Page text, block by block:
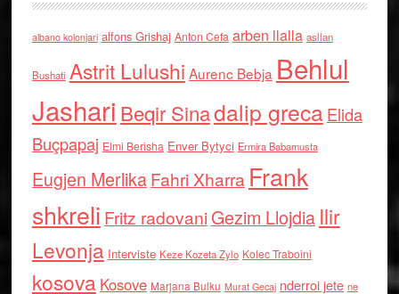
albano kolonjari alfons Grishaj Anton Cefa arben llalla asllan
Bushati Astrit Lulushi Aurenc Bebja Behlul
Jashari Beqir Sinadalip grecaElida
Buçpapaj Elmi Berisha Enver Bytyci Ermira Babamusta
Eugjen MerlikaFahri Xharra Frank
shkreli Fritz radovaniGezim Llojdia Ilir
Levonja Interviste Keze Kozeta Zylo Kolec Traboini
kosova Kosove Marjana Bulku Murat Gecaj nderroi jete ne